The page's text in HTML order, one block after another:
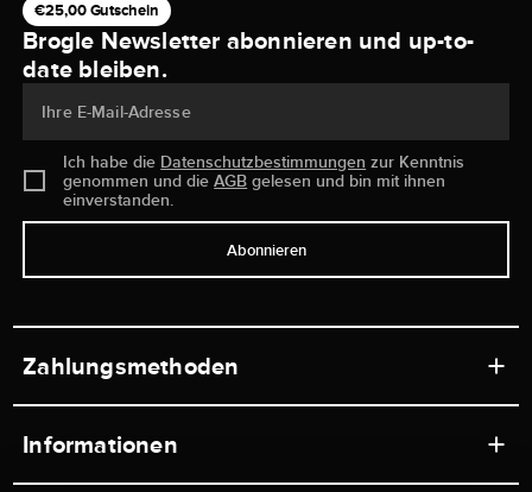
€25,00 Gutschein
Brogle Newsletter abonnieren und up-to-
date bleiben.
Ihre E-Mail-Adresse
Ich habe die Datenschutzbestimmungen zur Kenntnis
genommen und dieAGB gelesen und bin mit ihnen
einverstanden.
Abonnieren
Zahlungsmethoden
Informationen